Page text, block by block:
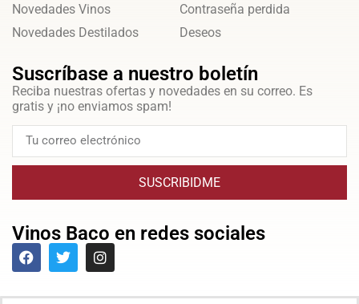
Novedades Vinos
Novedades Destilados
Contraseña perdida
Deseos
Suscríbase a nuestro boletín
Reciba nuestras ofertas y novedades en su correo. Es
gratis y ¡no enviamos spam!
SUSCRIBIDME
Vinos Baco en redes sociales